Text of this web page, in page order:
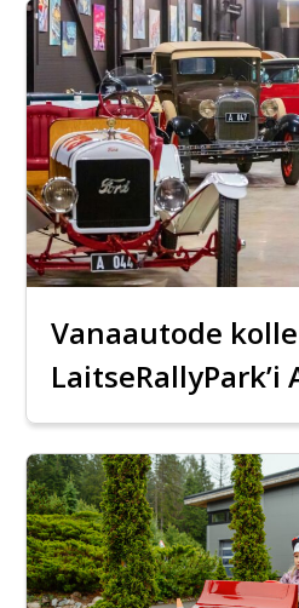
Vanaautode
LaitseRallyPark’i